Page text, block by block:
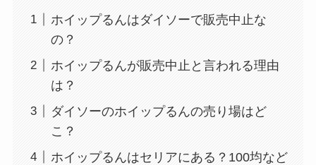
ホイップるんはダイソーで販売中止な
の？
ホイップるんが販売中止と言われる理由
は？
ダイソーのホイップるんの売り場はど
こ？
ホイップるんはセリアにある？100均など